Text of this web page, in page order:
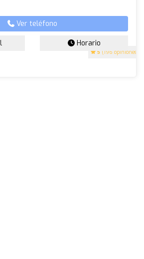
5 (196 opiniones)
Ver teléfono
Horario